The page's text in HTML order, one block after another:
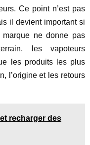
Ce point n’est pas
il devient important si
ne donne pas
les vapoteurs
les produits les plus
l’origine et les retours
recharger des